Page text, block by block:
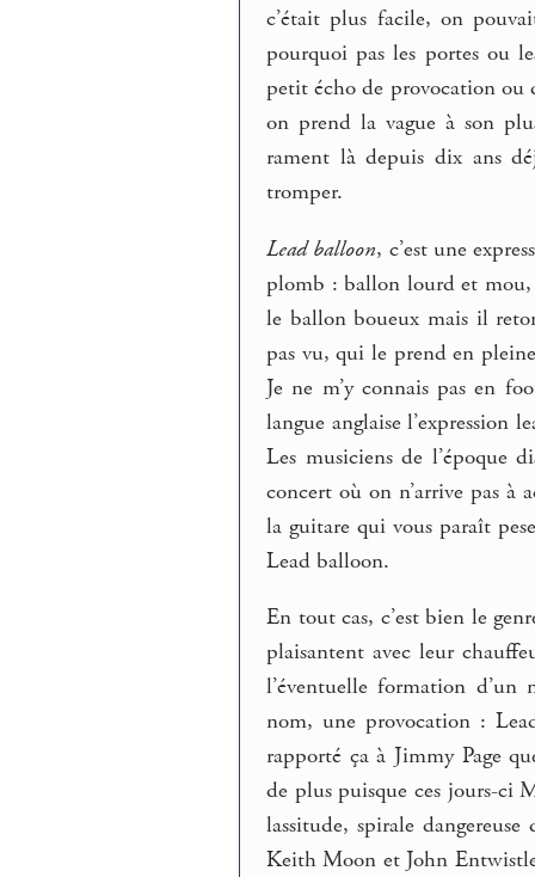
c’était plus facile, on
pourquoi pas les portes ou
petit écho de provocation ou
on prend la vague à son
rament là depuis dix ans
tromper.
Lead balloon, c’est une
plomb : ballon lourd et mou,
le ballon boueux mais il
pas vu, qui le prend en
Je ne m’y connais pas en
langue anglaise
Les musiciens de l’époque
concert où on n’arrive pas à
la guitare qui vous paraît
Lead balloon.
En tout cas, c’est bien le
plaisantent avec leur
l’éventuelle formation
nom, une provocation :
rapporté ça à Jimmy Page
de plus puisque ces jours-ci
lassitude, spirale
Keith Moon et John